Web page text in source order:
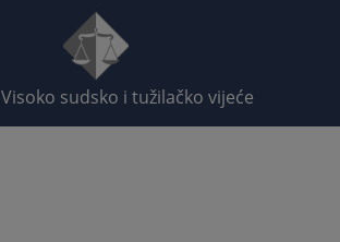
Visoko sudsko i tužilačko vijeće